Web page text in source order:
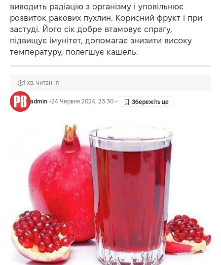
виводить радіацію з організму і уповільнює
розвиток ракових пухлин. Корисний фрукт і при
застуді. Його сік добре втамовує спрагу,
підвищує імунітет, допомагає знизити високу
температуру, полегшує кашель.
admin 24 Червня 2024, 23:30
1 хв. читання